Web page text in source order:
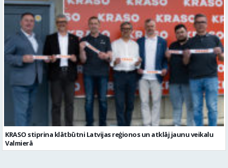
KRASO stiprina klātbūtni Latvijas reģionos un atklāj jaunu veikalu
Valmierā